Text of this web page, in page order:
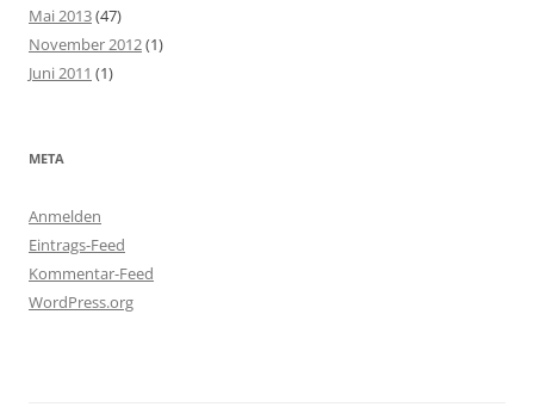
Mai 2013(47)
November 2012(1)
Juni 2011 (1)
META
Anmelden
Eintrags-Feed
Kommentar-Feed
WordPress.org